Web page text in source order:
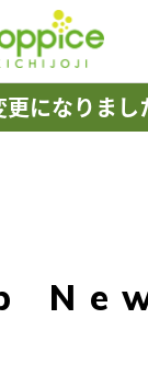
になりまし